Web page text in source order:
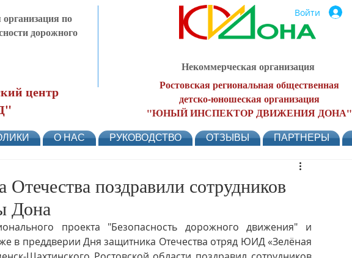
по
дорожного
центр
Войти
Некоммерческая организация
Ростовская региональная общественная
детско-юношеская организация
"ЮНЫЙ ИНСПЕКТОР ДВИЖЕНИЯ ДОНА"
О НАС РУКОВОДСТВО ОТЗЫВЫ ПАРТНЕРЫ
поздравили сотрудников
Дона
проекта "Безопасность дорожного движения" и
в преддверии Дня защитника Отечества отряд ЮИД «Зелёная